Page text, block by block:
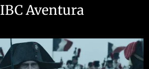
Aventura